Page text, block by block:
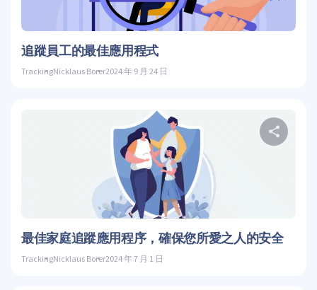
追蹤員工的最佳應用程式
TrackingNicklaus Borer2024 年 9 月 24 日
最佳家庭追蹤應用程序，確保您所愛之人的安全
TrackingNicklaus Borer2024 年 7 月 1 日